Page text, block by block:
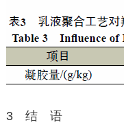
3 结 语